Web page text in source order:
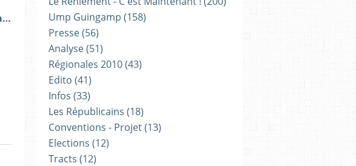
Islam, fichés S, Libye... ce qu'il faut retenir de L'Émission politique de Nicolas Sarkozy
Ump Guingamp (158)
Presse(56)
Analyse(51)
Régionales 2010(43)
Edito (41)
Infos (33)
Les Républicains (18)
Conventions - Projet(13)
Elections (12)
Tracts (12)